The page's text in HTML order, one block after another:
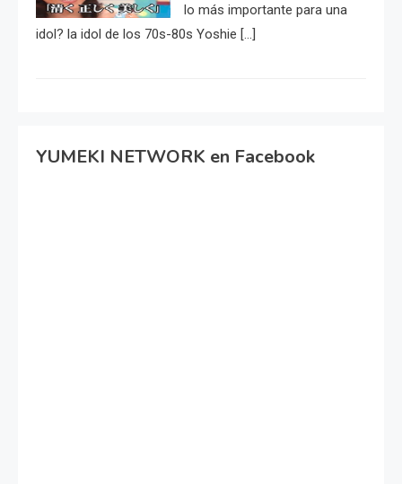
lo más importante para una
idol? la idol de los 70s-80s Yoshie […]
YUMEKI NETWORK en Facebook